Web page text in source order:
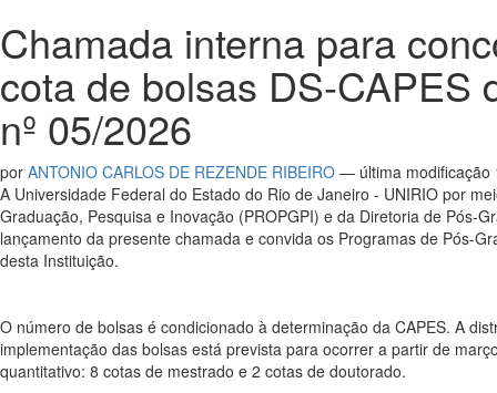
Chamada interna para
cota de bolsas DS-CAPES
nº 05/2026
por ANTONIO CARLOS DE REZENDE RIBEIRO — última modificação
A Universidade Federal do Estado do Rio de Janeiro - UNIRIO por
Graduação, Pesquisa e Inovação (PROPGPI) e da Diretoria de Pós-
lançamento da presente chamada e convida os Programas de Pós-
desta Instituição.
O número de bolsas é condicionado à determinação da CAPES. A
implementação das bolsas está prevista para ocorrer a partir de
quantitativo: 8 cotas de mestrado e 2 cotas de doutorado.